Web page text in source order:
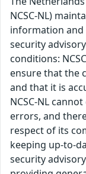
NCSC-NL)
information and
security
conditions:
ensure that the
and that it is
NCSC-NL
errors, and
respect of its
keeping up-to-
security